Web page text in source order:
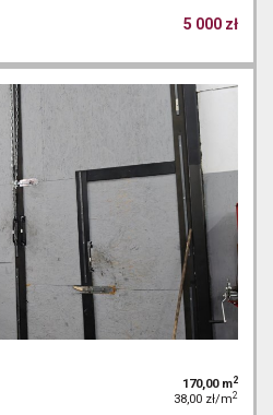
5 000 zł
170,00 m2
38,00 zł/m2